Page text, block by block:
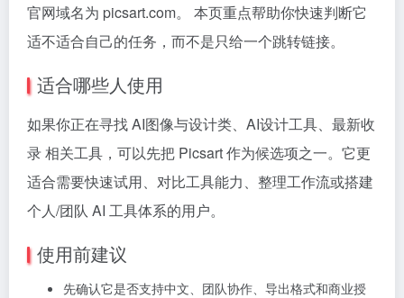
官网域名为 picsart.com。 本页重点帮助你快速判断它
适不适合自己的任务，而不是只给一个跳转链接。
适合哪些人使用
如果你正在寻找 AI图像与设计类、AI设计工具、最新收
录 相关工具，可以先把 Picsart 作为候选项之一。它更
适合需要快速试用、对比工具能力、整理工作流或搭建
个人/团队 AI 工具体系的用户。
使用前建议
先确认它是否支持中文、团队协作、导出格式和商业授